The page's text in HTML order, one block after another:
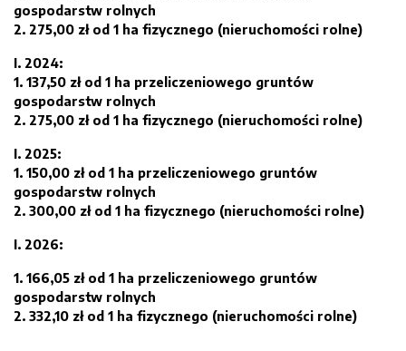
gospodarstw rolnych
2. 275,00 zł od 1 ha fizycznego (nieruchomości rolne)
I. 2024:
1. 137,50 zł od 1 ha przeliczeniowego gruntów
gospodarstw rolnych
2. 275,00 zł od 1 ha fizycznego (nieruchomości rolne)
I. 2025:
1. 150,00 zł od 1 ha przeliczeniowego gruntów
gospodarstw rolnych
2. 300,00 zł od 1 ha fizycznego (nieruchomości rolne)
I. 2026:
1. 166,05 zł od 1 ha przeliczeniowego gruntów
gospodarstw rolnych
2. 332,10 zł od 1 ha fizycznego (nieruchomości rolne)